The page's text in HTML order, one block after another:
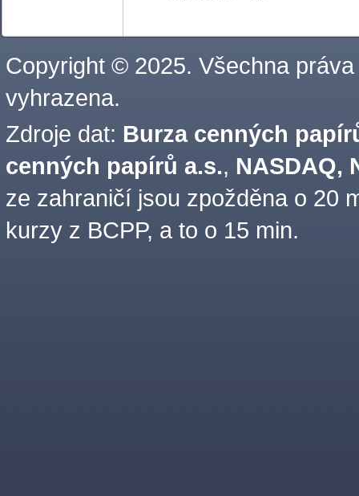
Copyright © 2025. Všechna práva
vyhrazena.
Zdroje dat: Burza cenných
cenných papírů a.s., NASDAQ,
ze zahraničí jsou zpožděna o 20
kurzy z BCPP, a to o 15 min.